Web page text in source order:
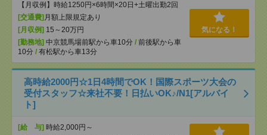
【月収例】時給1250円×6時間×20日+土曜出勤2回
[交通費] 月額上限規定あり
[月収例] 15～20万円
[勤務地] 中京競馬場前駅から車10分 / 前後駅から車
10分 / 有松駅から車13分
気になる！
高時給2000円☆1日4時間でOK！国際スポーツ大会の
受付スタッフ☆来社不要！日払いOK♪/N1[アルバイ
ト]
[給 与] 時給2,000円～